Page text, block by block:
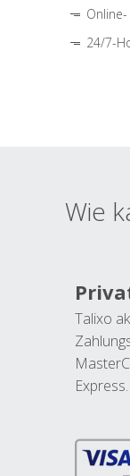
24/7-
Wie
Talixo
Express.